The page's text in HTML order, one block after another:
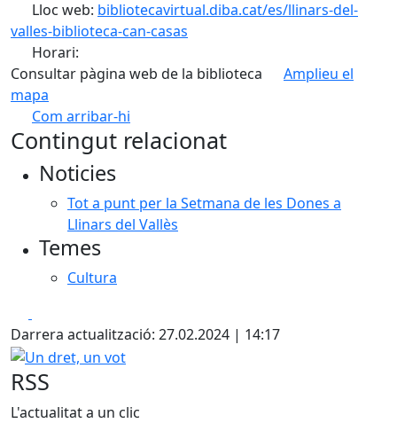
Lloc web: bibliotecavirtual.diba.cat/es/llinars-del-
valles-biblioteca-can-casas
Horari:
Consultar pàgina web de la biblioteca
Amplieu el
mapa
Com arribar-hi
+
Contingut relacionat
Noticies
Tot a punt per la Setmana de les Dones a
Llinars del Vallès
Temes
Cultura
Darrera actualització: 27.02.2024 | 14:17
Un dret, un vot
RSS
L'actualitat a un clic